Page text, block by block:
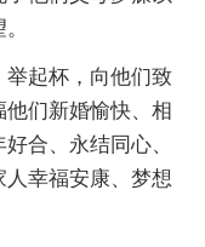
起杯，向他们致
他们新婚愉快、相
合、永结同心、
幸福安康、梦想